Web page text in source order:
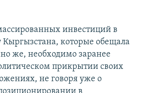
инвестиций в
Кыргызстана, которые обещала
же, необходимо заранее
прикрытии своих
не говоря уже о